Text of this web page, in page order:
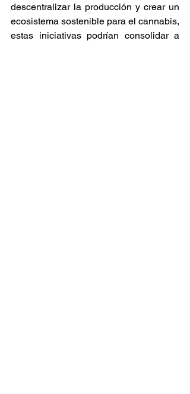
descentralizar la producción y crear un
ecosistema sostenible para el cannabis​,
estas iniciativas podrían consolidar a